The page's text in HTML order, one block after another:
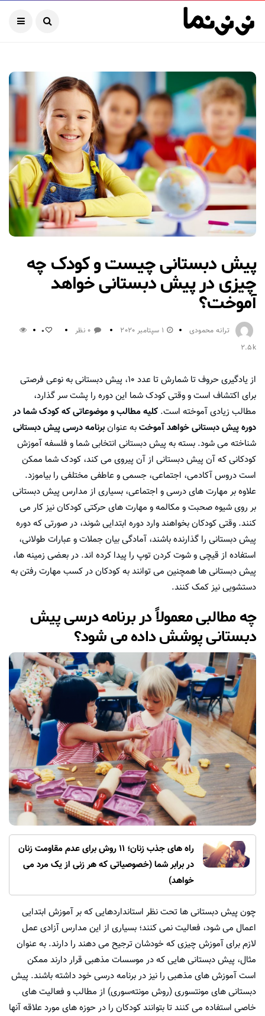
پیش دبستانی چیست و کودک چه
چیزی در پیش دبستانی خواهد
آموخت؟
ترانه محمودی 1 سپتامبر 2020 0 نظر 0
2.5k
از یادگیری حروف تا شمارش تا عدد ۱۰، پیش دبستانی به نوعی فرصتی
برای اکتشاف است و وقتی کودک شما این دوره را پشت سر گذارد،
مطالب زیادی آموخته است. کلیه مطالب و موضوعاتی که کودک شما در
دوره پیش دبستانی خواهد آموختبه عنوانبرنامه درسی پیش دبستانی
شناخته می شود. بسته به پیش دبستانی انتخابی شما و فلسفه آموزش
کودکانی که آن پیش دبستانی از آن پیروی می کند، کودک شما ممکن
است دروس آکادمی، اجتماعی، جسمی و عاطفی مختلفی را بیاموزد.
علاوه بر مهارت های درسی و اجتماعی، بسیاری از مدارس پیش دبستانی
بر روی شیوه صحبت و مکالمه و مهارت های حرکتی کودکان نیز کار می
کنند. وقتی کودکان بخواهند وارد دوره ابتدایی شوند، در صورتی که دوره
پیش دبستانی را گذارنده باشند، آمادگی بیان جملات و عبارات طولانی،
استفاده از قیچی و شوت کردن توپ را پیدا کرده اند. در بعضی زمینه ها،
پیش دبستانی ها همچنین می توانند به کودکان در کسب مهارت رفتن به
دستشویی نیز کمک کنند.
چه مطالبی معمولاً در برنامه درسی پیش
دبستانی پوشش داده می شود؟
راه های جذب زنان؛ 11 روش برای عدم مقاومت زنان
در برابر شما (خصوصیاتی که هر زنی از یک مرد می
خواهد)
چون پیش دبستانی ها تحت نظر استانداردهایی که بر آموزش ابتدایی
اعمال می شود، فعالیت نمی کنند؛ بسیاری از این مدارس آزادی عمل
لازم برای آموزش چیزی که خودشان ترجیح می دهند را دارند. به عنوان
مثال، پیش دبستانی هایی که در موسسات مذهبی قرار دارند ممکن
است آموزش های مذهبی را نیز در برنامه درسی خود داشته باشند. پیش
دبستانی های مونتسوری (روش مونته‌سوری) از مطالب و فعالیت های
خاصی استفاده می کنند تا بتوانند کودکان را در حوزه های مورد علاقه آنها